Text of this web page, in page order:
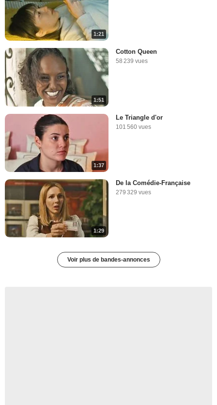
1:21
1:51
Cotton Queen
58 239 vues
1:37
Le Triangle d'or
101 560 vues
1:29
De la Comédie-Française
279 329 vues
Voir plus de bandes-annonces